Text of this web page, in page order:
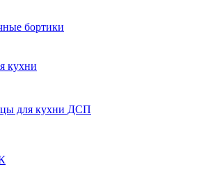
бортики
кухни
для кухни ДСП